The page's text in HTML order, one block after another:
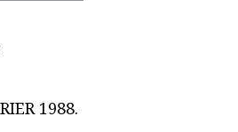
1988.